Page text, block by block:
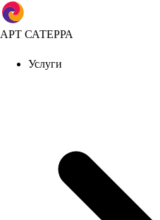
АРТ САТЕРРА
Услуги